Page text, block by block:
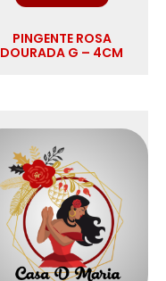
PINGENTE ROSA
DOURADA G – 4CM